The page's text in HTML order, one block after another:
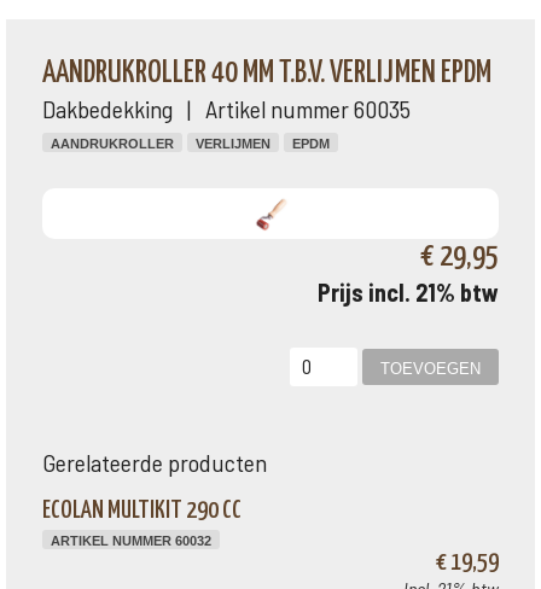
AANDRUKROLLER 40 MM T.B.V. VERLIJMEN EPDM
Dakbedekking | Artikel nummer 60035
AANDRUKROLLER VERLIJMEN EPDM
€ 29,95
Prijs incl. 21% btw
Gerelateerde producten
ECOLAN MULTIKIT 290 CC
ARTIKEL NUMMER 60032
€ 19,59